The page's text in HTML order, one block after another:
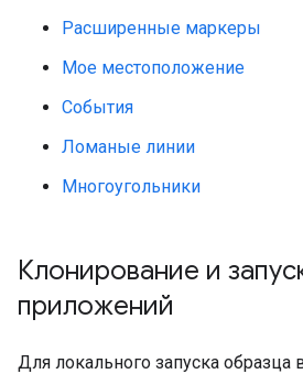
Расширенные маркеры
Мое местоположение
События
Ломаные линии
Многоугольники
Клонирование и
приложений
Для локального запуска образца